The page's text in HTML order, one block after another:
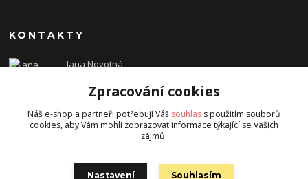
KONTAKTY
Jana Novotná
dzejn.n@email.cz
Zpracování cookies
Náš e-shop a partneři potřebují Váš souhlas s použitím souborů
cookies, aby Vám mohli zobrazovat informace týkající se Vašich
zájmů.
Nastavení Souhlasím